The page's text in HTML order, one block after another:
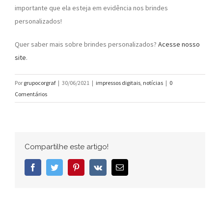
importante que ela esteja em evidência nos brindes
personalizados!
Quer saber mais sobre brindes personalizados? Acesse nosso
site.
Por grupocorgraf | 30/06/2021 | impressos digitais, notícias | 0
Comentários
Compartilhe este artigo!
FacebookTwitter PinterestVk
E-
mail